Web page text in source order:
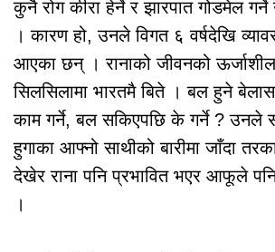
कुनै रोग कीरा हेर्ने र झारपात गोडमेल
। कारण हो, उनले विगत ६ वर्षदेखि
आएका छन् । रानाको जीवनको ऊर्जाशील
सिलसिलामा भारतमै बिते । बल हुने
काम गर्ने, बल सकिएपछि के गर्ने ? उनले
हुगाका आफ्नो साथीको बारीमा जाँदा
देखेर राना पनि प्रभावित भएर आफूले
।